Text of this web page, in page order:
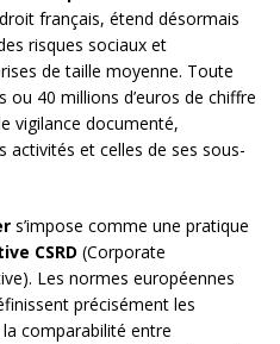
français, étend désormais
risques sociaux et
de taille moyenne. Toute
40 millions d’euros de chiffre
vigilance documenté,
activités et celles de ses sous-
s’impose comme une pratique
CSRD (Corporate
Les normes européennes
précisément les
comparabilité entre